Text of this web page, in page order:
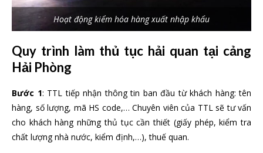
Hoạt động kiểm hóa hàng xuất nhập khẩu
Quy trình làm thủ tục hải quan tại cảng
Hải Phòng
Bước 1: TTL tiếp nhận thông tin ban đầu từ khách hàng: tên
hàng, số lượng, mã HS code,… Chuyên viên của TTL sẽ tư vấn
cho khách hàng những thủ tục cần thiết (giấy phép, kiểm tra
chất lượng nhà nước, kiểm định,…), thuế quan.